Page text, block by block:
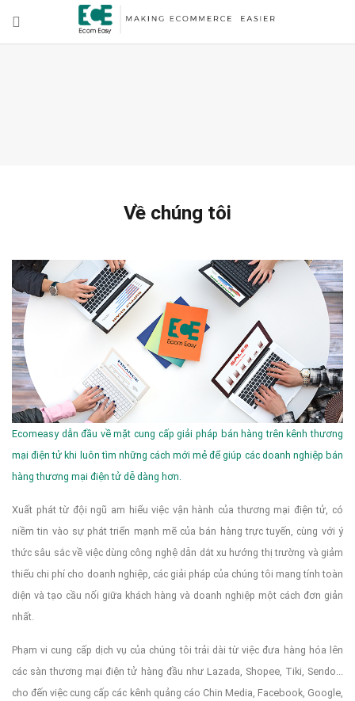
Về chúng tôi
Ecomeasy dẫn đầu về mặt cung cấp giải pháp bán hàng trên kênh thương
mại điện tử khi luôn tìm những cách mới mẻ để giúp các doanh nghiệp bán
hàng thương mại điện tử dễ dàng hơn.
Xuất phát từ đội ngũ am hiểu việc vận hành của thương mại điện tử, có
niềm tin vào sự phát triển mạnh mẽ của bán hàng trực tuyến, cùng với ý
thức sâu sắc về việc dùng công nghệ dẫn dắt xu hướng thị trường và giảm
thiểu chi phí cho doanh nghiệp, các giải pháp của chúng tôi mang tính toàn
diện và tạo cầu nối giữa khách hàng và doanh nghiệp một cách đơn giản
nhất.
Phạm vi cung cấp dịch vụ của chúng tôi trải dài từ việc đưa hàng hóa lên
các sàn thương mại điện tử hàng đầu như Lazada, Shopee, Tiki, Sendo...
cho đến việc cung cấp các kênh quảng cáo Chin Media, Facebook, Google,